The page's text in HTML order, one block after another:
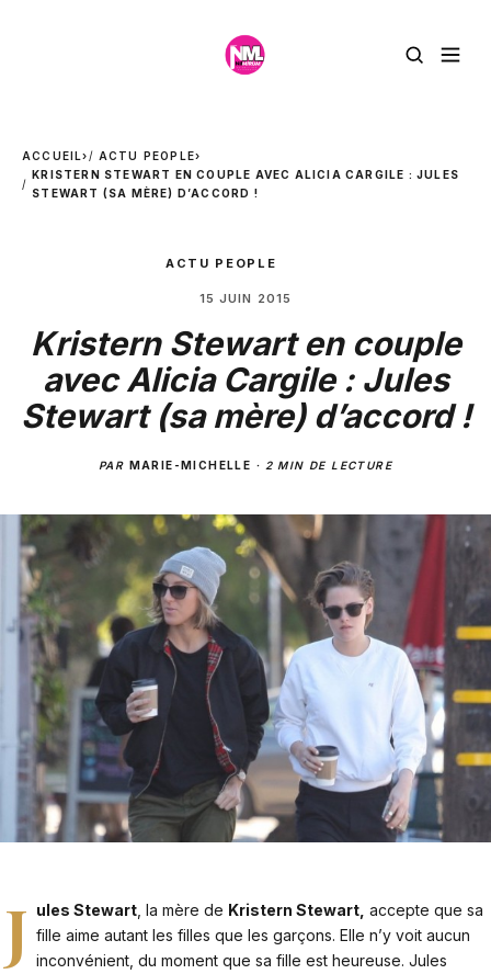
ACCUEIL› ACTU PEOPLE›
KRISTERN STEWART EN COUPLE AVEC ALICIA CARGILE : JULES
STEWART (SA MÈRE) D’ACCORD !
ACTU PEOPLE
15 JUIN 2015
Kristern Stewart en couple
avec Alicia Cargile : Jules
Stewart (sa mère) d’accord !
PAR MARIE-MICHELLE · 2 MIN DE LECTURE
J ules Stewart , la mère de Kristern Stewart, accepte que sa
fille aime autant les filles que les garçons. Elle n’y voit aucun
inconvénient, du moment que sa fille est heureuse. Jules